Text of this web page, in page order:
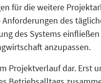
für die weitere
des
des Systems
anzupassen.
Projektverlauf dar. Erst